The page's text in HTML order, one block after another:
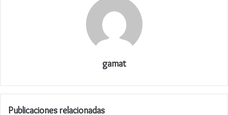
gamat
Publicaciones relacionadas